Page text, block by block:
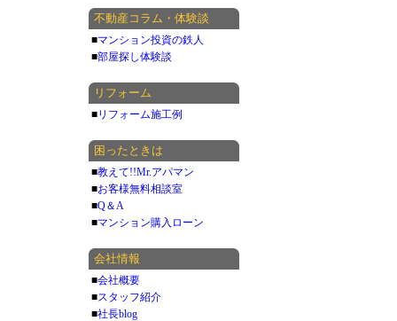
不動産コラム・体験談
■マンション投資の鉄人
■部屋探し体験談
リフォーム
■リフォーム施工例
困ったときは
■教えて!!Mr.アパマン
■お客様無料相談室
■Q＆A
■マンション購入ローン
会社情報
■会社概要
■スタッフ紹介
■社長blog